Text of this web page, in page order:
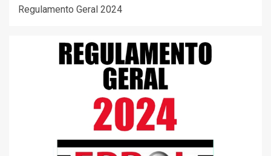
Regulamento Geral 2024